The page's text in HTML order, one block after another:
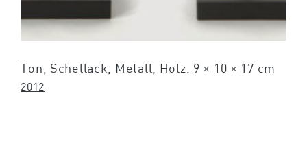
Ton, Schellack, Metall, Holz. 9 × 10 × 17 cm
2012